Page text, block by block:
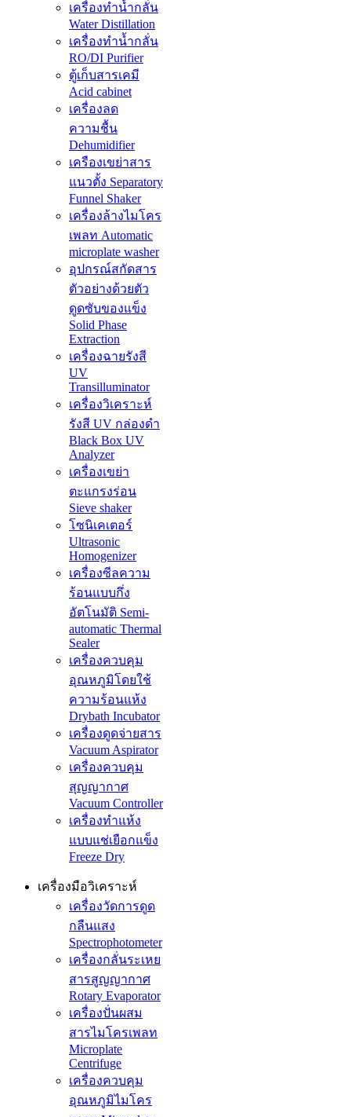
เครื่องทำน้ำกลั่น
Water Distillation
เครื่องทำน้ำกลั่น
RO/DI Purifier
ตู้เก็บสารเคมี
Acid cabinet
เครื่องลด
ความชื้น
Dehumidifier
เครืองเขย่าสาร
แนวตั้ง Separatory
Funnel Shaker
เครื่องล้างไมโคร
เพลท Automatic
microplate washer
อุปกรณ์สกัดสาร
ตัวอย่างด้วยตัว
ดูดซับของแข็ง
Solid Phase
Extraction
เครื่องฉายรังสี
UV
Transilluminator
เครื่องวิเคราะห์
รังสี UV กล่องดำ
Black Box UV
Analyzer
เครื่องเขย่า
ตะแกรงร่อน
Sieve shaker
โซนิเคเตอร์
Ultrasonic
Homogenizer
เครื่องซีลความ
ร้อนแบบกึ่ง
อัตโนมัติ Semi-
automatic Thermal
Sealer
เครื่องควบคุม
อุณหภูมิโดยใช้
ความร้อนแห้ง
Drybath Incubator
เครื่องดูดจ่ายสาร
Vacuum Aspirator
เครื่องควบคุม
สุญญากาศ
Vacuum Controller
เครื่องทำแห้ง
แบบแช่เยือกแข็ง
Freeze Dry
เครื่องมือวิเคราะห์
เครื่องวัดการดูด
กลืนแสง
Spectrophotometer
เครื่องกลั่นระเหย
สารสูญญากาศ
Rotary Evaporator
เครื่องปั่นผสม
สารไมโครเพลท
Microplate
Centrifuge
เครื่องควบคุม
อุณหภูมิไมโคร